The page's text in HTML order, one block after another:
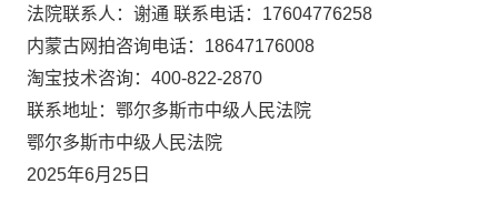
法院联系人：谢通 联系电话： 17604776258
内蒙古网拍咨询电话： 18647176008
淘宝技术咨询： 400-822-2870
联系地址：鄂尔多斯市中级人民法院
鄂尔多斯市中级人民法院
2025年6月 25 日